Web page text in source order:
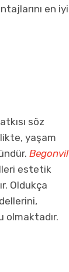
en iyi
söz
yaşam
Begonvil
estetik
Oldukça
olmaktadır.